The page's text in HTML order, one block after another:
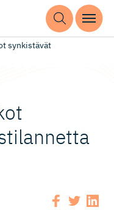
synkistävät